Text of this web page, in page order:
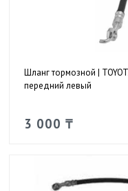
Шланг тормозной |
передний левый
3 000 ₸